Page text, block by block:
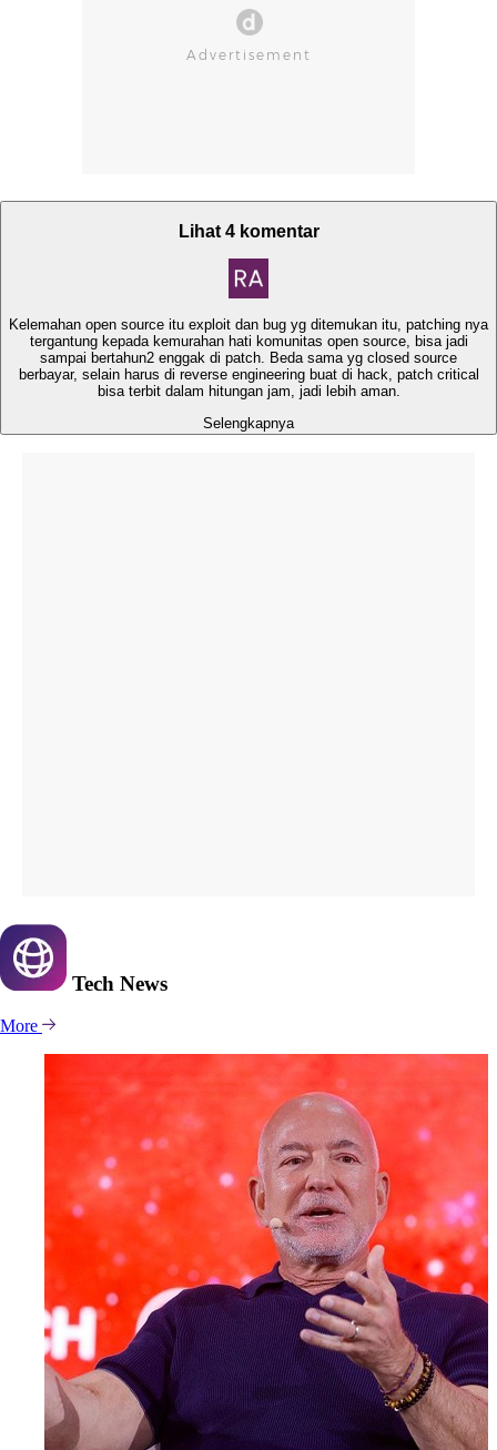
Lihat 4 komentar
Kelemahan open source itu exploit dan bug yg ditemukan itu, patching nya
tergantung kepada kemurahan hati komunitas open source, bisa jadi
sampai bertahun2 enggak di patch. Beda sama yg closed source
berbayar, selain harus di reverse engineering buat di hack, patch critical
bisa terbit dalam hitungan jam, jadi lebih aman.
Selengkapnya
Tech News
More